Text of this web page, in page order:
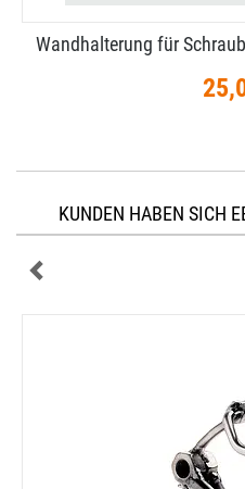
Wandhalterung für
KUNDEN HABEN SICH